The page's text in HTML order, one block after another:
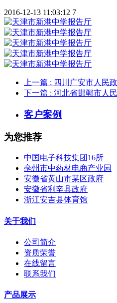
2016-12-13 11:03:12 7
上一篇 : 四川广安市人民
下一篇 : 河北省邯郸市人
客户案例
为您推荐
中国电子科技集团16所
亳州市中药材电商产业园
安徽省黄山市某区政府
安徽省利辛县政府
浙江安吉县体育馆
关于我们
公司简介
资质荣誉
在线留言
联系我们
产品展示